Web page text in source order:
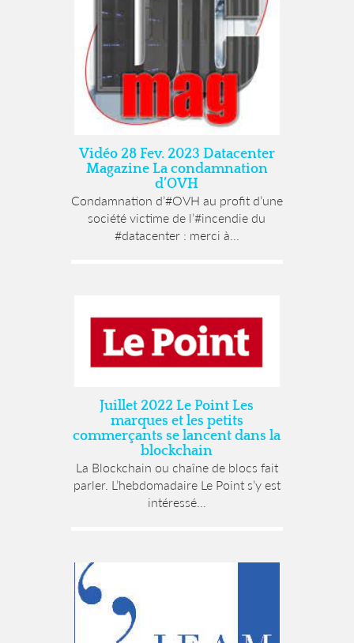
Vidéo 28 Fev. 2023 Datacenter
Magazine La condamnation
d’OVH
Condamnation d’#OVH au profit d’une
société victime de l’#incendie du
#datacenter : merci à...
Juillet 2022 Le Point Les
marques et les petits
commerçants se lancent dans la
blockchain
La Blockchain ou chaîne de blocs fait
parler. L’hebdomadaire Le Point s’y est
intéressé...